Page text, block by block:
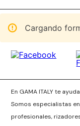
Cargando
En GAMA ITALY te
Somos especialistas
profesionales,